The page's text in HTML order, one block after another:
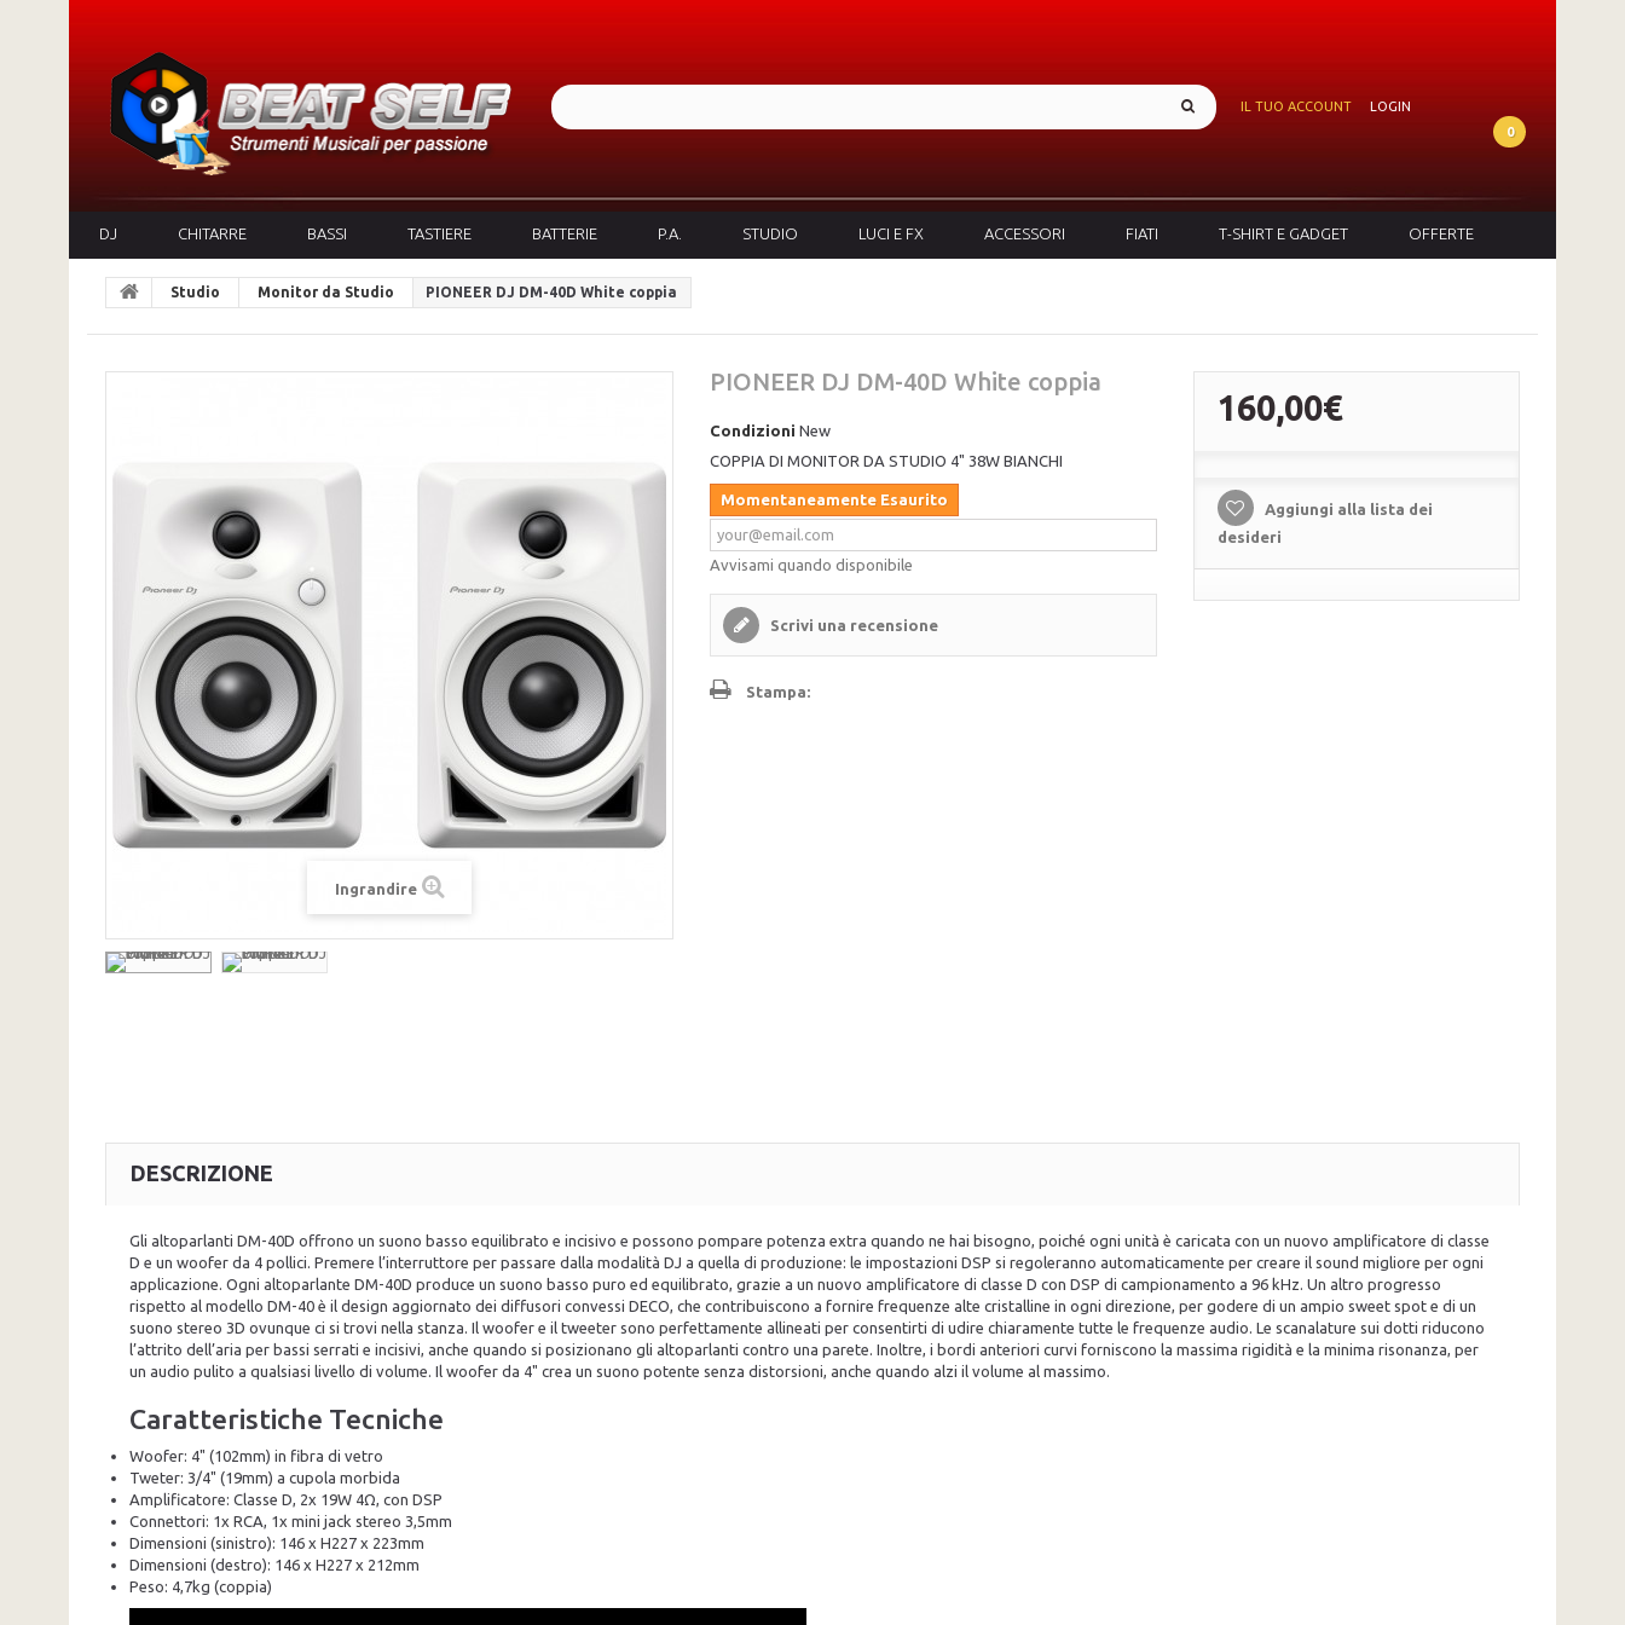
IL TUO ACCOUNT
LOGIN
0
DJ CHITARRE BASSI TASTIERE BATTERIE P.A. STUDIO LUCI E FX ACCESSORI FIATI T-SHIRT E GADGET OFFERTE
Studio Monitor da Studio PIONEER DJ DM-40D White coppia
Ingrandire
PIONEER DJ DM-40D White coppia
Condizioni New
COPPIA DI MONITOR DA STUDIO 4" 38W BIANCHI
Momentaneamente Esaurito
Avvisami quando disponibile
Scrivi una recensione
Stampa:
160,00€
Aggiungi alla lista dei
desideri
DESCRIZIONE
Gli altoparlanti DM-40D offrono un suono basso equilibrato e incisivo e possono pompare potenza extra quando ne hai bisogno, poiché ogni unità è caricata con un nuovo amplificatore di classe
D e un woofer da 4 pollici. Premere l’interruttore per passare dalla modalità DJ a quella di produzione: le impostazioni DSP si regoleranno automaticamente per creare il sound migliore per ogni
applicazione. Ogni altoparlante DM-40D produce un suono basso puro ed equilibrato, grazie a un nuovo amplificatore di classe D con DSP di campionamento a 96 kHz. Un altro progresso
rispetto al modello DM-40 è il design aggiornato dei diffusori convessi DECO, che contribuiscono a fornire frequenze alte cristalline in ogni direzione, per godere di un ampio sweet spot e di un
suono stereo 3D ovunque ci si trovi nella stanza. Il woofer e il tweeter sono perfettamente allineati per consentirti di udire chiaramente tutte le frequenze audio. Le scanalature sui dotti riducono
l’attrito dell’aria per bassi serrati e incisivi, anche quando si posizionano gli altoparlanti contro una parete. Inoltre, i bordi anteriori curvi forniscono la massima rigidità e la minima risonanza, per
un audio pulito a qualsiasi livello di volume. Il woofer da 4" crea un suono potente senza distorsioni, anche quando alzi il volume al massimo.
Caratteristiche Tecniche
Woofer: 4" (102mm) in fibra di vetro
Tweter: 3/4" (19mm) a cupola morbida
Amplificatore: Classe D, 2x 19W 4Ω, con DSP
Connettori: 1x RCA, 1x mini jack stereo 3,5mm
Dimensioni (sinistro): 146 x H227 x 223mm
Dimensioni (destro): 146 x H227 x 212mm
Peso: 4,7kg (coppia)